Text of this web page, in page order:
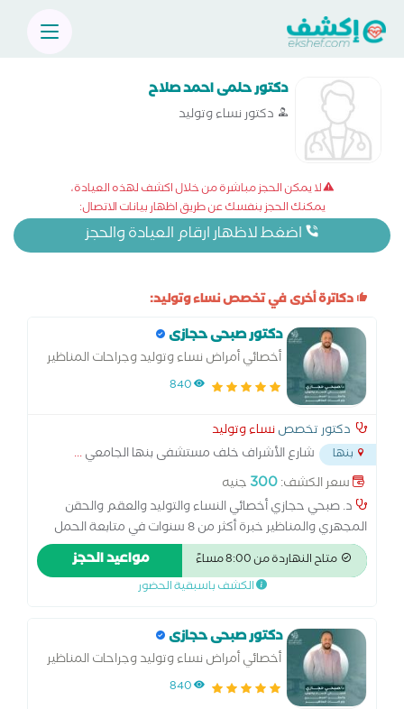
دكتور حلمى احمد صلاح
دكتور نساء وتوليد
لا يمكن الحجز مباشرة من خلال اكشف لهذه العيادة،
يمكنك الحجز بنفسك عن طريق اظهار بيانات الاتصال:
اضغط لاظهار ارقام العيادة والحجز
دكاترة أخرى في تخصص نساء وتوليد:
دكتور صبحى حجازى
أخصائي أمراض نساء وتوليد وجراحات المناظير
والحقن المجهري وتحديد نوع الجنين
840
دكتور تخصصنساء وتوليد
بنها شارع الأشراف خلف مستشفى بنها الجامعي...
سعر الكشف:300 جنيه
د. صبحي حجازي أخصائي النساء والتوليد والعقم والحقن
المجهري والمناظير خبرة أكثر من 8 سنوات في متابعة الحمل
والولادة الطبيعية والقيصرية، وعلاج تأخر الحمل والحقن
المجهري. متخصص في مناظير الرحم والبطن وعلاج تكيس
المبايض وبطانة الرحم المهاجرة. أسعى لتقديم رعاية متكاملة
وحتى تحقيق حلم الأمومة
متاح النهاردة من 8:00 مساءً مواعيد الحجز
الكشف باسبقية الحضور
دكتور صبحى حجازى
أخصائي أمراض نساء وتوليد وجراحات المناظير
والحقن المجهري وتحديد نوع الجنين
840